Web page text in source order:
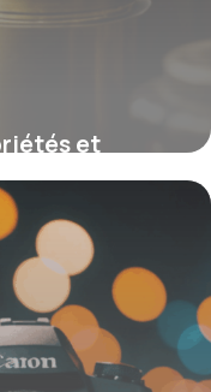
et
polyvalent